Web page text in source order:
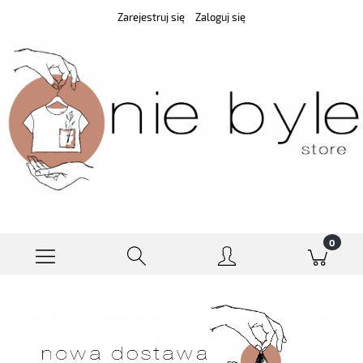
Zarejestruj się Zaloguj się